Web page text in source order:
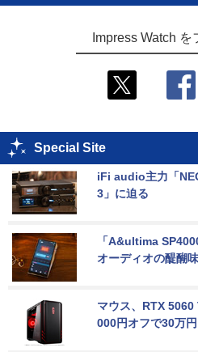
Impress Watch
Special Site
iFi audio主力「
3」に迫る
「A&ultima
オーディオの醍醐味
マウス、RTX
000円オフで30万円